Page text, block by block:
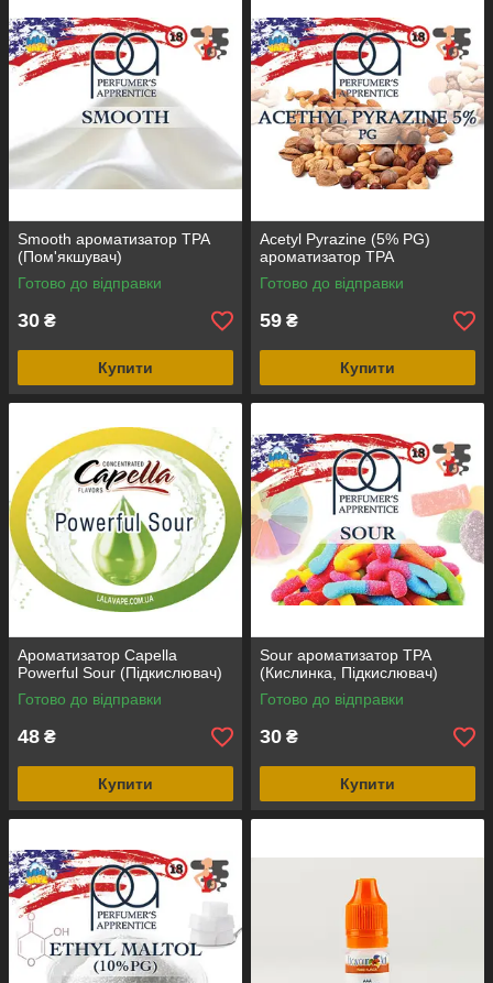
Smooth ароматизатор TPA
(Пом'якшувач)
Готово до відправки
30 ₴
Купити
Acetyl Pyrazine (5% PG)
ароматизатор TPA
Готово до відправки
59 ₴
Купити
Ароматизатор Capella
Powerful Sour (Підкислювач)
Готово до відправки
48 ₴
Купити
Sour ароматизатор TPA
(Кислинка, Підкислювач)
Готово до відправки
30 ₴
Купити